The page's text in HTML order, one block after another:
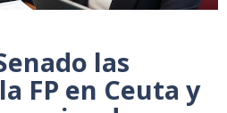
las
FP en Ceuta y